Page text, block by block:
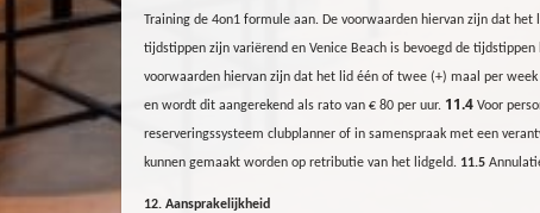
Training de 4on1 formule aan. De voorwaarden hiervan zijn dat het
tijdstippen zijn variërend en Venice Beach is bevoegd de
voorwaarden hiervan zijn dat het lid één of twee (+) maal per week
en wordt dit aangerekend als rato van € 80 per uur. 11.4 Voor
reserveringssysteem clubplanner of in samenspraak met een
kunnen gemaakt worden op retributie van het lidgeld. 11.5
12. Aansprakelijkheid